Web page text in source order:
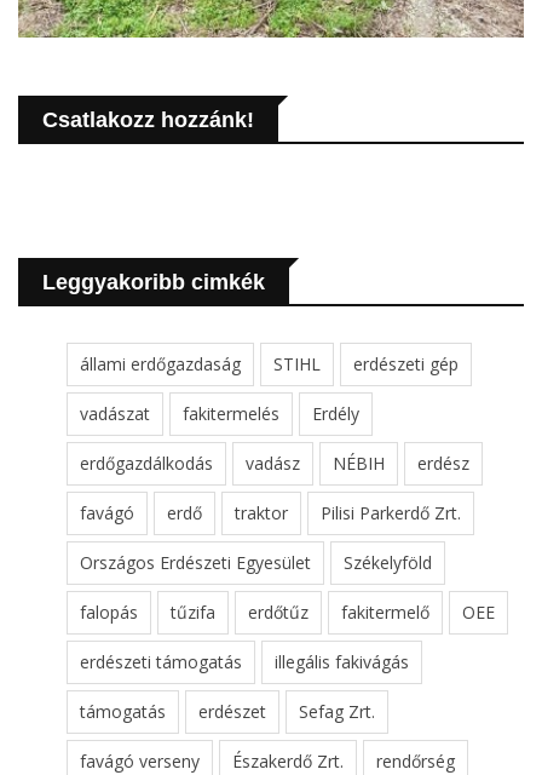
Csatlakozz hozzánk!
Leggyakoribb cimkék
állami erdőgazdaság STIHL erdészeti gép
vadászat fakitermelés Erdély
erdőgazdálkodás vadász NÉBIH erdész
favágó erdő traktor Pilisi Parkerdő Zrt.
Országos Erdészeti Egyesület Székelyföld
falopás tűzifa erdőtűz fakitermelő OEE
erdészeti támogatás illegális fakivágás
támogatás erdészet Sefag Zrt.
favágó verseny Északerdő Zrt. rendőrség